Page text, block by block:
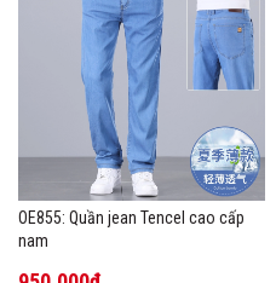
OE855: Quần jean Tencel cao cấp
nam